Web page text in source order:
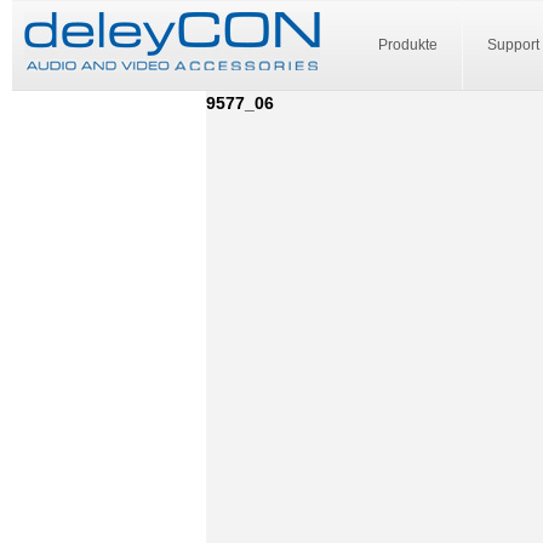
Produkte Support
9577_06